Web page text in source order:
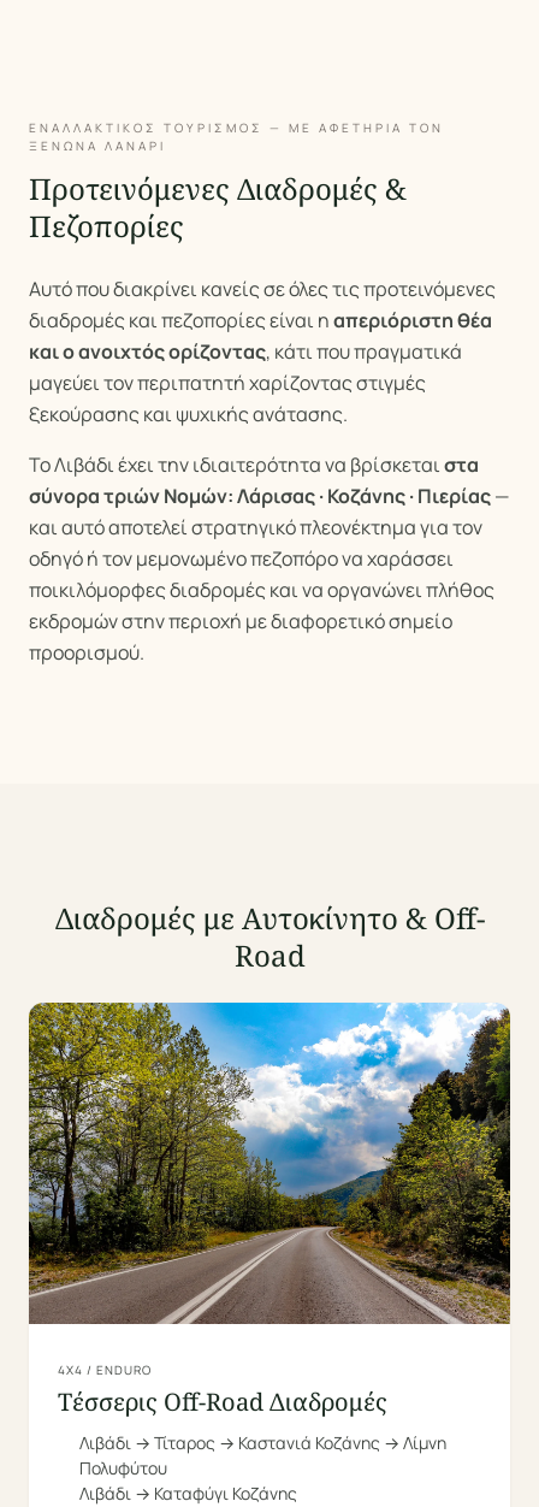
ΕΝΑΛΛΑΚΤΙΚΟΣ ΤΟΥΡΙΣΜΟΣ — ΜΕ ΑΦΕΤΗΡΙΑ ΤΟΝ
ΞΕΝΩΝΑ ΛΑΝΑΡΙ
Προτεινόμενες Διαδρομές &
Πεζοπορίες
Αυτό που διακρίνει κανείς σε όλες τις προτεινόμενες
διαδρομές και πεζοπορίες είναι ηαπεριόριστη θέα
και ο ανοιχτός ορίζοντας, κάτι που πραγματικά
μαγεύει τον περιπατητή χαρίζοντας στιγμές
ξεκούρασης και ψυχικής ανάτασης.
Το Λιβάδι έχει την ιδιαιτερότητα να βρίσκεταιστα
σύνορα τριών Νομών: Λάρισας · Κοζάνης · Πιερίας—
και αυτό αποτελεί στρατηγικό πλεονέκτημα για τον
οδηγό ή τον μεμονωμένο πεζοπόρο να χαράσσει
ποικιλόμορφες διαδρομές και να οργανώνει πλήθος
εκδρομών στην περιοχή με διαφορετικό σημείο
προορισμού.
Διαδρομές με Αυτοκίνητο & Off-
Road
4X4 / ENDURO
Τέσσερις Off-Road Διαδρομές
Λιβάδι → Τίταρος → Καστανιά Κοζάνης → Λίμνη
Πολυφύτου
Λιβάδι → Καταφύγι Κοζάνης